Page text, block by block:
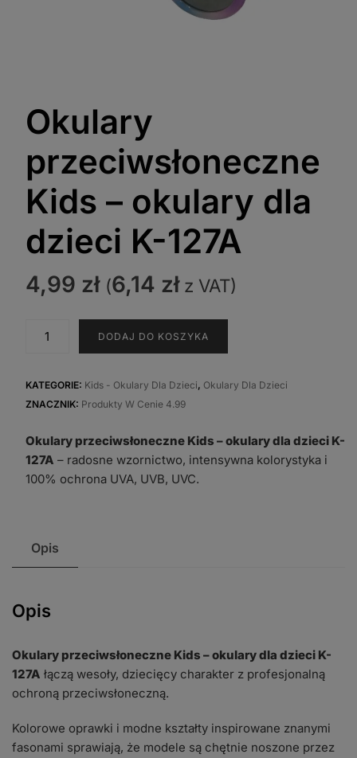
Okulary
przeciwsłoneczne
Kids – okulary dla
dzieci K-127A
4,99 zł (6,14 złz VAT)
Kids
-
dla
dzieci
K-
DODAJ DO KOSZYKA
KATEGORIE: Kids - Okulary Dla Dzieci, Okulary Dla Dzieci
ZNACZNIK: Produkty W Cenie 4.99
Okulary przeciwsłoneczne Kids – okulary dla dzieci K-
127A – radosne wzornictwo, intensywna kolorystyka i
100% ochrona UVA, UVB, UVC.
Opis
Opis
Okulary przeciwsłoneczne Kids – okulary dla dzieci K-
127A łączą wesoły, dziecięcy charakter z profesjonalną
ochroną przeciwsłoneczną.
Kolorowe oprawki i modne kształty inspirowane znanymi
fasonami sprawiają, że modele są chętnie noszone przez